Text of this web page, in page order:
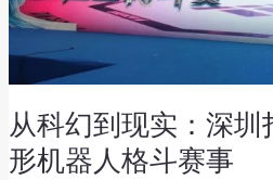
从科幻到现实：深圳
形机器人格斗赛事